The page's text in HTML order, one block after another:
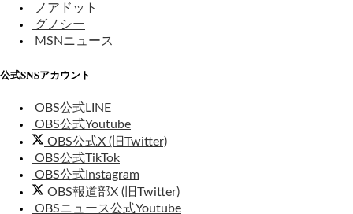
ノアドット
グノシー
MSNニュース
公式SNSアカウント
OBS公式LINE
OBS公式Youtube
OBS公式X (旧Twitter)
OBS公式TikTok
OBS公式Instagram
OBS報道部X (旧Twitter)
OBSニュース公式Youtube